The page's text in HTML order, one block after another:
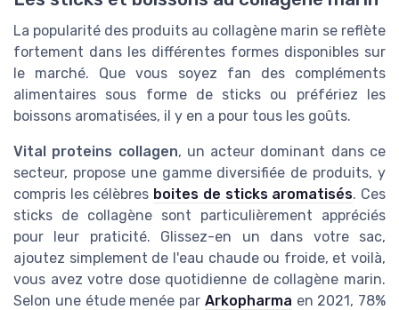
La popularité des produits au collagène marin se reflète
fortement dans les différentes formes disponibles sur
le marché. Que vous soyez fan des compléments
alimentaires sous forme de sticks ou préfériez les
boissons aromatisées, il y en a pour tous les goûts.
Vital proteins collagen, un acteur dominant dans ce
secteur, propose une gamme diversifiée de produits, y
compris les célèbres boites de sticks aromatisés. Ces
sticks de collagène sont particulièrement appréciés
pour leur praticité. Glissez-en un dans votre sac,
ajoutez simplement de l'eau chaude ou froide, et voilà,
vous avez votre dose quotidienne de collagène marin.
Selon une étude menée par Arkopharma en 2021, 78%